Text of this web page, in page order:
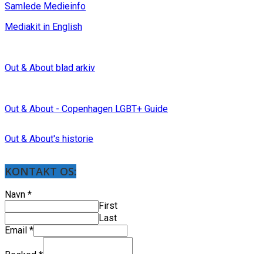
Samlede Medieinfo
Mediakit in English
Out & About blad arkiv
Out & About - Copenhagen LGBT+ Guide
Out & About's historie
KONTAKT OS:
Navn *
First
Last
Email *